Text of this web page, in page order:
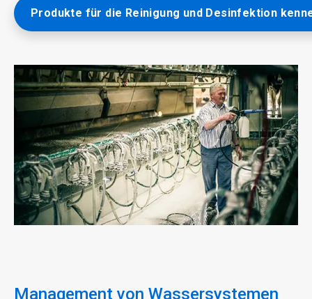
Produkte für die Reinigung und Desinfektion
Management von Wassersystemen